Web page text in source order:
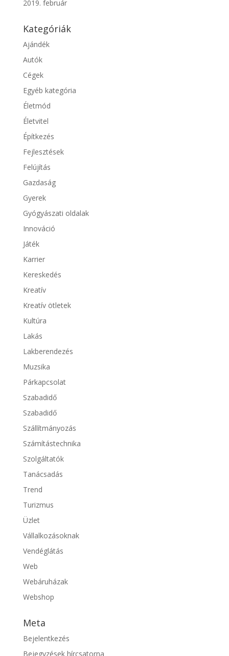
2019. február
Kategóriák
Ajándék
Autók
Cégek
Egyéb kategória
Életmód
Életvitel
Építkezés
Fejlesztések
Felújítás
Gazdaság
Gyerek
Gyógyászati oldalak
Innováció
Játék
Karrier
Kereskedés
Kreatív
Kreatív ötletek
Kultúra
Lakás
Lakberendezés
Muzsika
Párkapcsolat
Szabadidő
Szabadidő
Szállítmányozás
Számítástechnika
Szolgáltatók
Tanácsadás
Trend
Turizmus
Üzlet
Vállalkozásoknak
Vendéglátás
Web
Webáruházak
Webshop
Meta
Bejelentkezés
Bejegyzések hírcsatorna